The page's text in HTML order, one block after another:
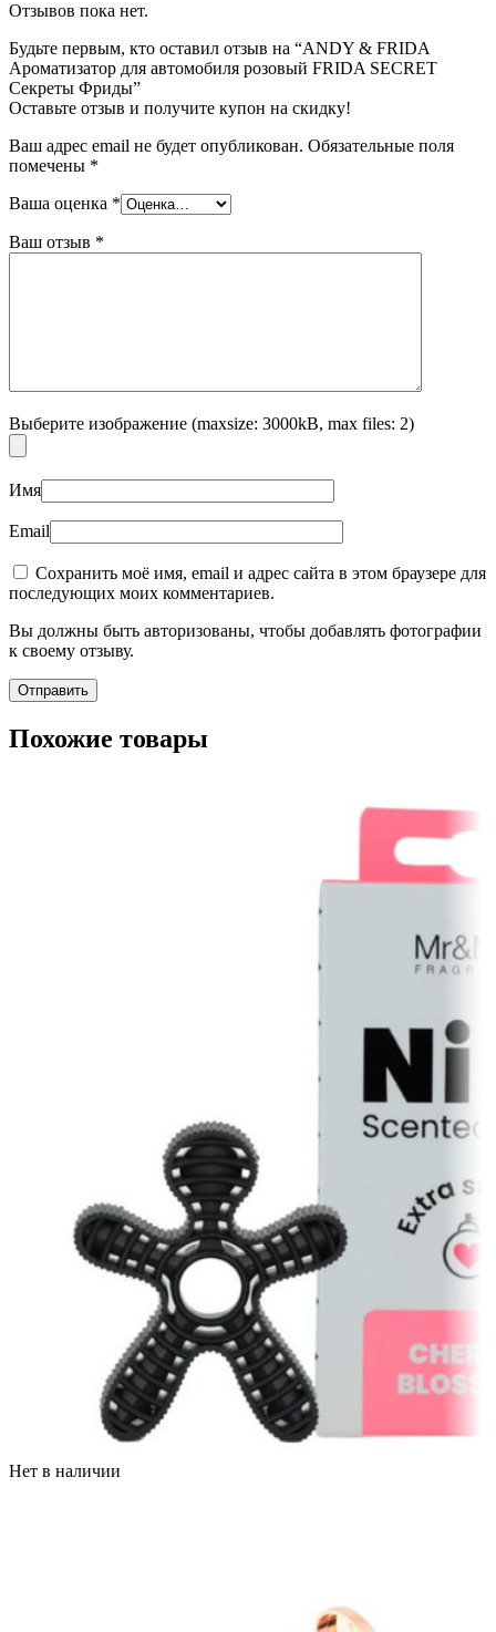
Отзывов пока нет.
Будьте первым, кто оставил отзыв на “ANDY & FRIDA
Ароматизатор для автомобиля розовый FRIDA SECRET
Секреты Фриды”
Оставьте отзыв и получите купон на скидку!
Ваш адрес email не будет опубликован. Обязательные поля
помечены *
Ваша оценка *
Ваш отзыв *
Выберите изображение (maxsize: 3000kB, max files: 2)
Имя
Email
Сохранить моё имя, email и адрес сайта в этом браузере для
последующих моих комментариев.
Вы должны быть авторизованы, чтобы добавлять фотографии
к своему отзыву.
Похожие товары
Нет в наличии